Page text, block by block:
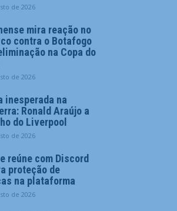
de 2026
mira reação no
contra o Botafogo
na Copa do
de 2026
inesperada na
Ronald Araújo a
do Liverpool
de 2026
reúne com Discord
proteção de
na plataforma
de 2026